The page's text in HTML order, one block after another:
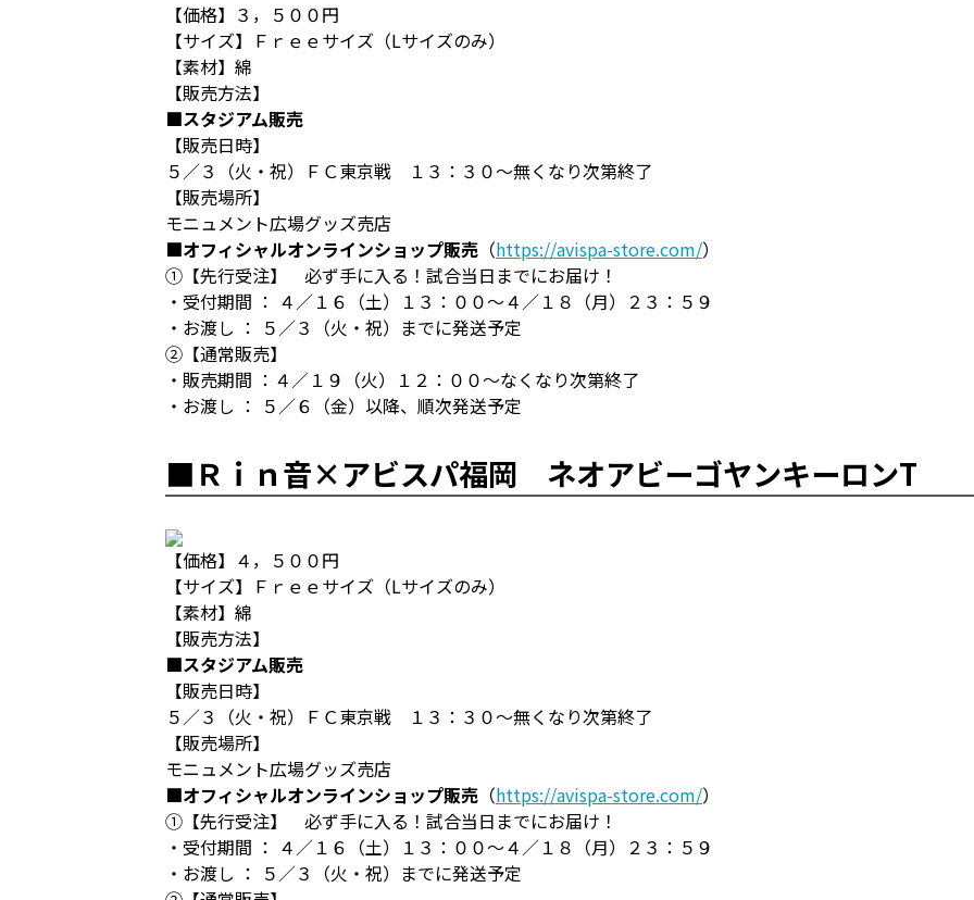
【価格】３，５００円
【サイズ】Ｆｒｅｅサイズ（Lサイズのみ）
【素材】綿
【販売方法】
■スタジアム販売
【販売日時】
５／３（火・祝）ＦＣ東京戦 １３：３０～無くなり次第終了
【販売場所】
モニュメント広場グッズ売店
■オフィシャルオンラインショップ販売 （https://avispa-store.com/）
①【先行受注】 必ず手に入る！試合当日までにお届け！
・受付期間 ： ４／１６（土）１３：００～４／１８（月）２３：５９
・お渡し ： ５／３（火・祝）までに発送予定
②【通常販売】
・販売期間 ：４／１９（火）１２：００～なくなり次第終了
・お渡し ： ５／６（金）以降、順次発送予定
■Ｒｉｎ音×アビスパ福岡 ネオアビーゴヤンキーロンT
【価格】４，５００円
【サイズ】Ｆｒｅｅサイズ（Lサイズのみ）
【素材】綿
【販売方法】
■スタジアム販売
【販売日時】
５／３（火・祝）ＦＣ東京戦 １３：３０～無くなり次第終了
【販売場所】
モニュメント広場グッズ売店
■オフィシャルオンラインショップ販売 （https://avispa-store.com/）
①【先行受注】 必ず手に入る！試合当日までにお届け！
・受付期間 ： ４／１６（土）１３：００～４／１８（月）２３：５９
・お渡し ： ５／３（火・祝）までに発送予定